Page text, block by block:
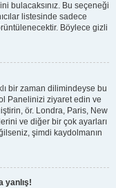
bulacaksınız. Bu seçeneği
listesinde sadece
Böylece gizli
bir zaman dilimindeyse bu
Panelinizi ziyaret edin ve
ör. Londra, Paris, New
ve diğer bir çok ayarları
şimdi kaydolmanın
yanlış!